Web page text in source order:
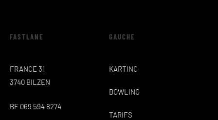
FASTLANE
FRANCE 31
3740 BILZEN
BE 069 594 8274
GAUCHE
KARTING
BOWLING
TARIFS